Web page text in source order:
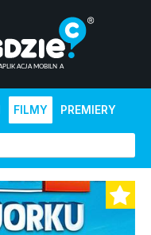
FILMY PREMIERY